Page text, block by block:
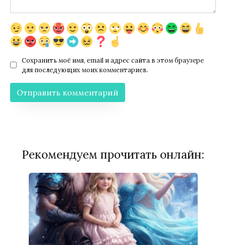
Сохранить моё имя, email и адрес сайта в этом браузере
для последующих моих комментариев.
Рекомендуем прочитать онлайн: